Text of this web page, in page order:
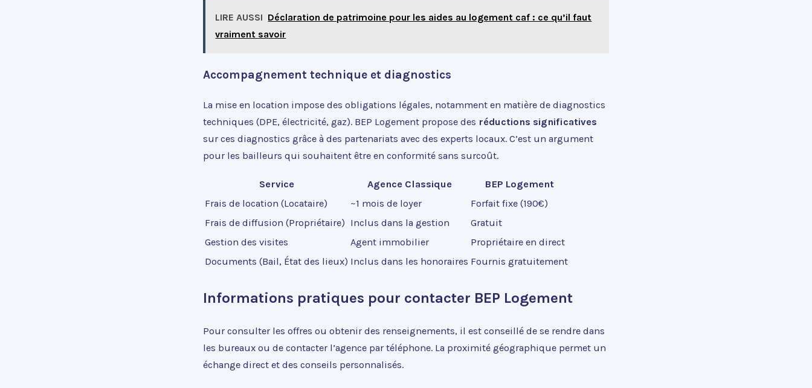
LIRE AUSSI Déclaration de patrimoine pour les aides au logement caf : ce qu’il faut
vraiment savoir
Accompagnement technique et diagnostics
La mise en location impose des obligations légales, notamment en matière de diagnostics
techniques (DPE, électricité, gaz). BEP Logement propose des réductions significatives
sur ces diagnostics grâce à des partenariats avec des experts locaux. C’est un argument
pour les bailleurs qui souhaitent être en conformité sans surcoût.
Service Agence Classique
BEP Logement
Frais de location (Locataire)
~1 mois de loyer
Forfait fixe (190€)
Frais de diffusion (Propriétaire) Inclus dans la gestion
Gratuit
Gestion des visites
Agent immobilier
Propriétaire en direct
Documents (Bail, État des lieux) Inclus dans les honoraires Fournis gratuitement
Informations pratiques pour contacter BEP Logement
Pour consulter les offres ou obtenir des renseignements, il est conseillé de se rendre dans
les bureaux ou de contacter l’agence par téléphone. La proximité géographique permet un
échange direct et des conseils personnalisés.